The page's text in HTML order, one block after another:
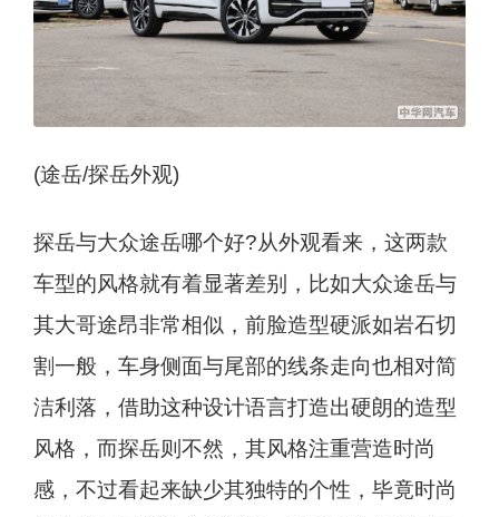
(途岳/探岳外观)
探岳与大众途岳哪个好?从外观看来，这两款
车型的风格就有着显著差别，比如大众途岳与
其大哥途昂非常相似，前脸造型硬派如岩石切
割一般，车身侧面与尾部的线条走向也相对简
洁利落，借助这种设计语言打造出硬朗的造型
风格，而探岳则不然，其风格注重营造时尚
感，不过看起来缺少其独特的个性，毕竟时尚